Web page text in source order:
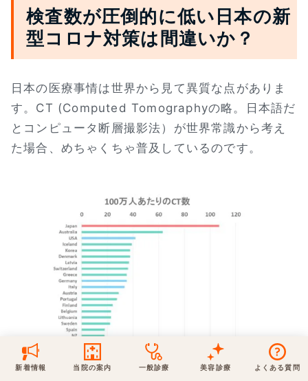
検査数が圧倒的に低い日本の新
型コロナ対策は間違いか？
日本の医療事情は世界から見て異質な点がありま
す。CT (Computed Tomographyの略。日本語だ
とコンピュータ断層撮影法）が世界常識から考え
た場合、めちゃくちゃ普及しているのです。
新着情報
新着情報
当院からのお知らせ
新着ブログ記事
取材協力
桑満院長のtwitter
当院の案内
五本木クリニックについて
はじめての方へ
アクセス・地図
当院のポリシー
個人情報保護方針
一般診療
保険での診療
内科 皮膚科
形成外科
※ 木・日・祝は休診です
美容診療 よくある質問
よくあるご質問
一般診療 美容診療
電話でのお問いあわせ
一般診療
0120-50-5929
木・日・祝は休診
地図アプリで経路を調べる